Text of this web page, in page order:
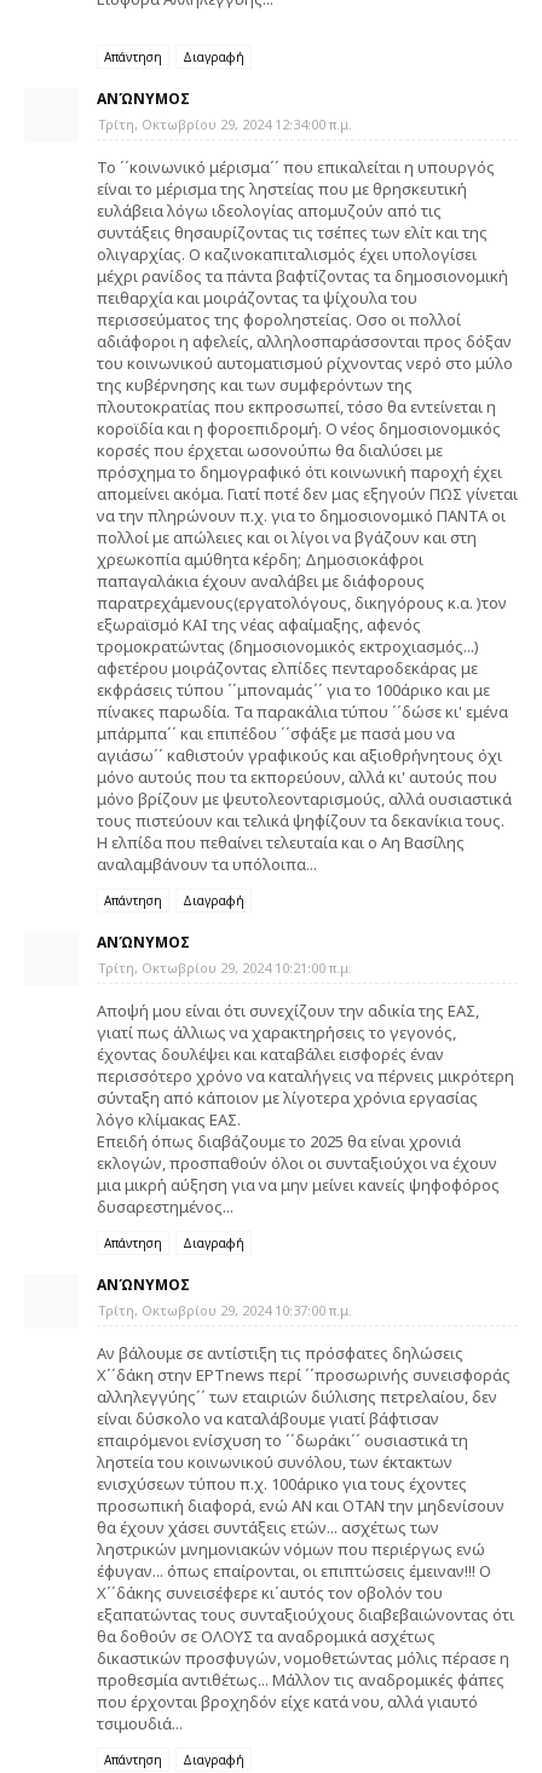
Απάντηση Διαγραφή
ΑΝΏΝΥΜΟΣ
Τρίτη, Οκτωβρίου 29, 2024 12:34:00 π.μ.
Το ΄΄κοινωνικό μέρισμα΄΄ που επικαλείται η υπουργός
είναι το μέρισμα της ληστείας που με θρησκευτική
ευλάβεια λόγω ιδεολογίας απομυζούν από τις
συντάξεις θησαυρίζοντας τις τσέπες των ελίτ και της
ολιγαρχίας. Ο καζινοκαπιταλισμός έχει υπολογίσει
μέχρι ρανίδος τα πάντα βαφτίζοντας τα δημοσιονομική
πειθαρχία και μοιράζοντας τα ψίχουλα του
περισσεύματος της φοροληστείας. Οσο οι πολλοί
αδιάφοροι η αφελείς, αλληλοσπαράσσονται προς δόξαν
του κοινωνικού αυτοματισμού ρίχνοντας νερό στο μύλο
της κυβέρνησης και των συμφερόντων της
πλουτοκρατίας που εκπροσωπεί, τόσο θα εντείνεται η
κοροϊδία και η φοροεπιδρομή. Ο νέος δημοσιονομικός
κορσές που έρχεται ωσονούπω θα διαλύσει με
πρόσχημα το δημογραφικό ότι κοινωνική παροχή έχει
απομείνει ακόμα. Γιατί ποτέ δεν μας εξηγούν ΠΩΣ γίνεται
να την πληρώνουν π.χ. για το δημοσιονομικό ΠΑΝΤΑ οι
πολλοί με απώλειες και οι λίγοι να βγάζουν και στη
χρεωκοπία αμύθητα κέρδη; Δημοσιοκάφροι
παπαγαλάκια έχουν αναλάβει με διάφορους
παρατρεχάμενους(εργατολόγους, δικηγόρους κ.α. )τον
εξωραϊσμό ΚΑΙ της νέας αφαίμαξης, αφενός
τρομοκρατώντας (δημοσιονομικός εκτροχιασμός...)
αφετέρου μοιράζοντας ελπίδες πενταροδεκάρας με
εκφράσεις τύπου ΄΄μποναμάς΄΄ για το 100άρικο και με
πίνακες παρωδία. Τα παρακάλια τύπου ΄΄δώσε κι' εμένα
μπάρμπα΄΄ και επιπέδου ΄΄σφάξε με πασά μου να
αγιάσω΄΄ καθιστούν γραφικούς και αξιοθρήνητους όχι
μόνο αυτούς που τα εκπορεύουν, αλλά κι' αυτούς που
μόνο βρίζουν με ψευτολεονταρισμούς, αλλά ουσιαστικά
τους πιστεύουν και τελικά ψηφίζουν τα δεκανίκια τους.
Η ελπίδα που πεθαίνει τελευταία και ο Αη Βασίλης
αναλαμβάνουν τα υπόλοιπα...
Απάντηση Διαγραφή
ΑΝΏΝΥΜΟΣ
Τρίτη, Οκτωβρίου 29, 2024 10:21:00 π.μ.
Αποψή μου είναι ότι συνεχίζουν την αδικία της ΕΑΣ,
γιατί πως άλλιως να χαρακτηρήσεις το γεγονός,
έχοντας δουλέψει και καταβάλει εισφορές έναν
περισσότερο χρόνο να καταλήγεις να πέρνεις μικρότερη
σύνταξη από κάποιον με λίγοτερα χρόνια εργασίας
λόγο κλίμακας ΕΑΣ.
Επειδή όπως διαβάζουμε το 2025 θα είναι χρονιά
εκλογών, προσπαθούν όλοι οι συνταξιούχοι να έχουν
μια μικρή αύξηση για να μην μείνει κανείς ψηφοφόρος
δυσαρεστημένος...
Απάντηση Διαγραφή
ΑΝΏΝΥΜΟΣ
Τρίτη, Οκτωβρίου 29, 2024 10:37:00 π.μ.
Αν βάλουμε σε αντίστιξη τις πρόσφατες δηλώσεις
Χ΄΄δάκη στην ΕΡΤnews περί ΄΄προσωρινής συνεισφοράς
αλληλεγγύης΄΄ των εταιριών διύλισης πετρελαίου, δεν
είναι δύσκολο να καταλάβουμε γιατί βάφτισαν
επαιρόμενοι ενίσχυση το ΄΄δωράκι΄΄ ουσιαστικά τη
ληστεία του κοινωνικού συνόλου, των έκτακτων
ενισχύσεων τύπου π.χ. 100άρικο για τους έχοντες
προσωπική διαφορά, ενώ ΑΝ και ΟΤΑΝ την μηδενίσουν
θα έχουν χάσει συντάξεις ετών... ασχέτως των
ληστρικών μνημονιακών νόμων που περιέργως ενώ
έφυγαν... όπως επαίρονται, οι επιπτώσεις έμειναν!!! Ο
Χ΄΄δάκης συνεισέφερε κι΄αυτός τον οβολόν του
εξαπατώντας τους συνταξιούχους διαβεβαιώνοντας ότι
θα δοθούν σε ΟΛΟΥΣ τα αναδρομικά ασχέτως
δικαστικών προσφυγών, νομοθετώντας μόλις πέρασε η
προθεσμία αντιθέτως... Μάλλον τις αναδρομικές φάπες
που έρχονται βροχηδόν είχε κατά νου, αλλά γιαυτό
τσιμουδιά...
Απάντηση Διαγραφή